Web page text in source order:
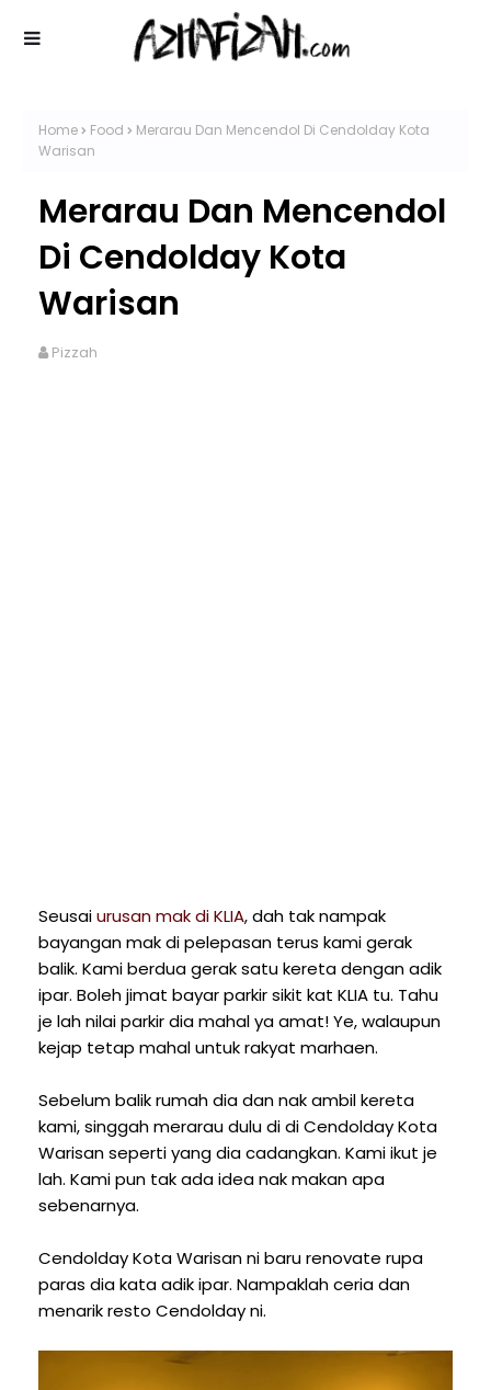
Home Food
Merarau Dan Mencendol Di Cendolday Kota
Warisan
Merarau Dan Mencendol
Di Cendolday Kota
Warisan
Pizzah
Seusaiurusan mak di KLIA, dah tak nampak
bayangan mak di pelepasan terus kami gerak
balik. Kami berdua gerak satu kereta dengan adik
ipar. Boleh jimat bayar parkir sikit kat KLIA tu. Tahu
je lah nilai parkir dia mahal ya amat! Ye, walaupun
kejap tetap mahal untuk rakyat marhaen.
Sebelum balik rumah dia dan nak ambil kereta
kami, singgah merarau dulu di di Cendolday Kota
Warisan seperti yang dia cadangkan. Kami ikut je
lah. Kami pun tak ada idea nak makan apa
sebenarnya.
Cendolday Kota Warisan ni baru renovate rupa
paras dia kata adik ipar. Nampaklah ceria dan
menarik resto Cendolday ni.